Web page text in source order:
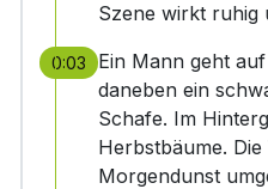
Szene wirkt ruhig
0:03
Ein Mann geht
daneben ein
Schafe. Im
Herbstbäume.
Morgendunst